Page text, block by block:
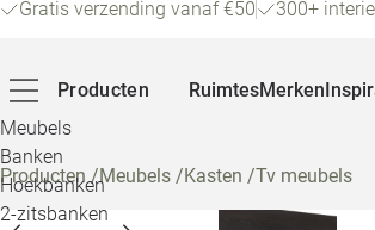
Gratis verzending vanaf €50 300+
Producten
Meubels
Banken
Hoekbanken
2-zitsbanken
RuimtesMerken
Producten/Meubels /Kasten /Tv meubels